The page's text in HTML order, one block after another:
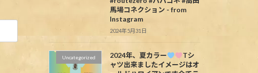
馬場コネクション - from
Instagram
2024年5月31日
Uncategorized 2024年、夏カラー
Tシ
ャツ出来ましたイメージはオ